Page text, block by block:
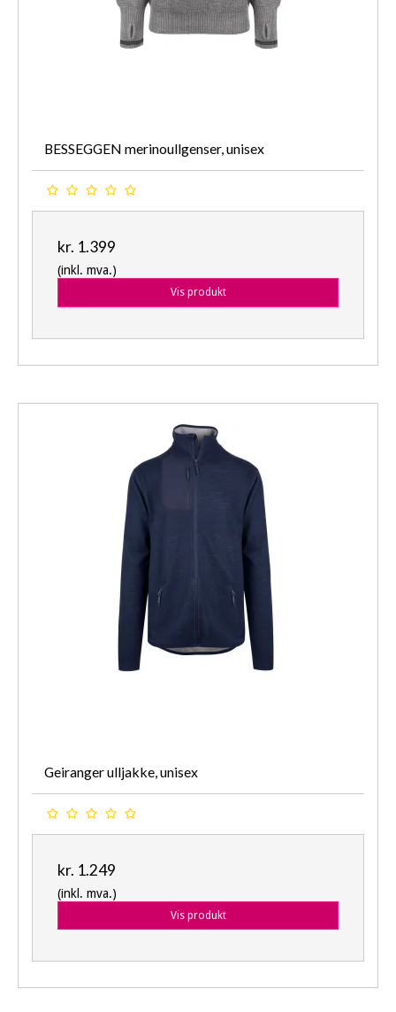
BESSEGGEN merinoullgenser, unisex
kr. 1.399
(inkl. mva.)
Vis produkt
Geiranger ulljakke, unisex
kr. 1.249
(inkl. mva.)
Vis produkt